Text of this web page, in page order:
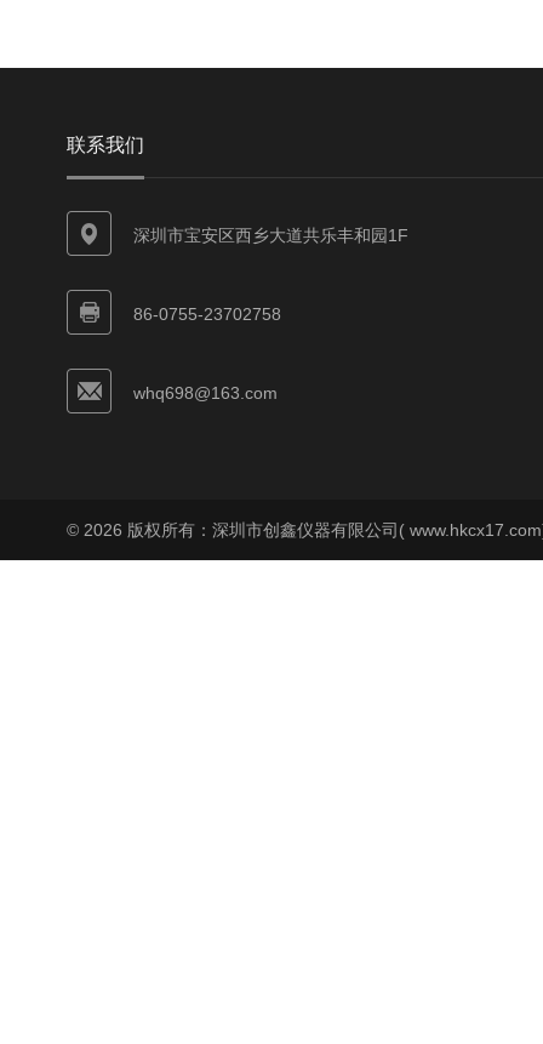
联系我们
深圳市宝安区西乡大道共乐丰和园1F
86-0755-23702758
whq698@163.com
© 2026 版权所有：深圳市创鑫仪器有限公司(